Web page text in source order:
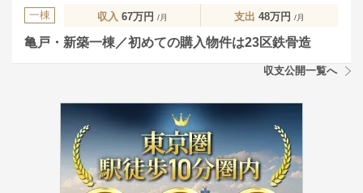
一棟 収入 67万円 /月 支出 48万円 /月
亀戸・新築一棟／初めての購入物件は23区鉄骨造
収支公開一覧へ